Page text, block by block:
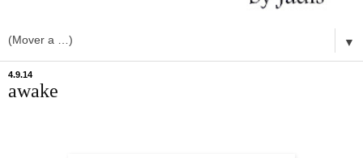
▼
4.9.14
awake